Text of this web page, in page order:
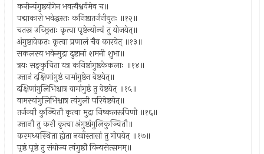
कनीन्यंगुष्ठयोगेन भवत्यैश्वर्यमेव च॥
पद्माकारो भवेद्धस्तः कनिष्ठातर्जनीयुतः ॥१२॥
चतस्र उच्छ्रिताः कृत्वा पृष्ठेन्योन्यं तु योजयेत्॥
अंगुष्ठावेकतः कृत्वा प्रणालं चैव कारयेत् ॥१३॥
सकलस्य भवेन्मुद्रा दुष्टानां शमनी शुभा॥
त्रयः सङ्कुचिता यत्र कनिष्ठांगुष्ठकेकलाः ॥१४॥
उत्तानं दक्षिणांगुष्ठं वामांगुष्ठेन वेष्टयेत्॥
दक्षिणांगुलिभिश्चात्र वामांगुष्ठं तु वेष्टयेत् ॥१५॥
वामस्यांगुलिभिश्चात्र त्वंगुली परिवेष्टयेत्॥
तर्जन्यौ कुञ्चितौ कृत्वा मुद्रा निष्कलरूपिणी ॥१६॥
उत्तानौ तु करौ कृत्वा अंगुष्ठांगुलिकुञ्चितौ॥
करमध्यस्थिता ह्येता नखाँस्तासां तु गोपयेत् ॥१७॥
पृष्ठं पृष्ठे तु संयोज्य त्वंगुष्ठौ विन्यसेत्समम्॥